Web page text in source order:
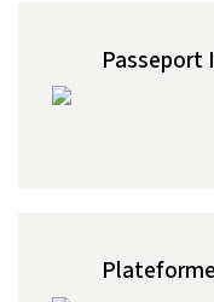
Passeport